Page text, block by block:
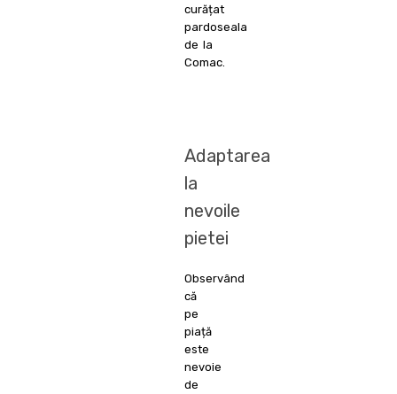
curățat
pardoseala
de la
Comac.
Adaptarea
la
nevoile
pietei
Observând
că
pe
piață
este
nevoie
de